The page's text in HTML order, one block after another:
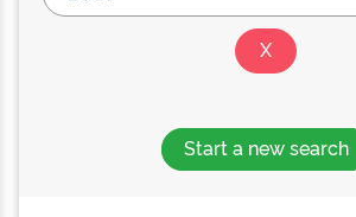
Start a new search